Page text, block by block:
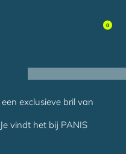
0
exclusieve bril van
vindt het bij PANIS